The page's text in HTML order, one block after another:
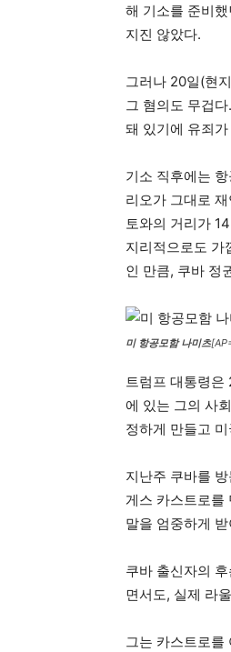
해 기소를 준비
지진 않았다.
그러나 20일(현
그 혐의도 무겁
돼 있기에 유죄
기소 직후에는
리오가 그대로
토와의 거리가
지리적으로도 가
인 만큼, 쿠바 정
미 항공모함 나미츠
트럼프 대통령은
에 있는 그의 사
정하게 만들고
지난주 쿠바를
게스 카스트로를
말을 엄중하게
쿠바 출신자의
면서도, 실제 라
그는 카스트로를